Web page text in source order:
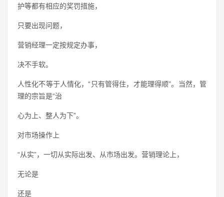
护等都有相应的奖罚措施，
只要出现问题，
营销经理一定按规定办事，
决不手软。
人性化不等于人情化，“只有管得住，才能理得顺”。当然，管
理的宗旨是“治
心为上、整人为下”。
对市场操作上
“从实”，一切从实际出发、从市场出发。营销理论上，
无论是
还是